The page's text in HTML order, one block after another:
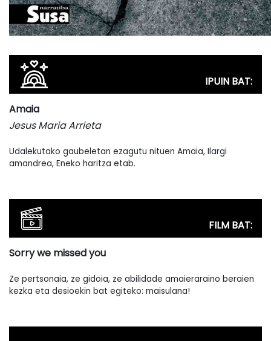
IPUIN BAT:
Amaia
Jesus Maria Arrieta
Udalekutako gaubeletan ezagutu nituen Amaia, Ilargi
amandrea, Eneko haritza etab.
FILM BAT:
Sorry we missed you
Ze pertsonaia, ze gidoia, ze abilidade amaieraraino beraien
kezka eta desioekin bat egiteko: maisulana!